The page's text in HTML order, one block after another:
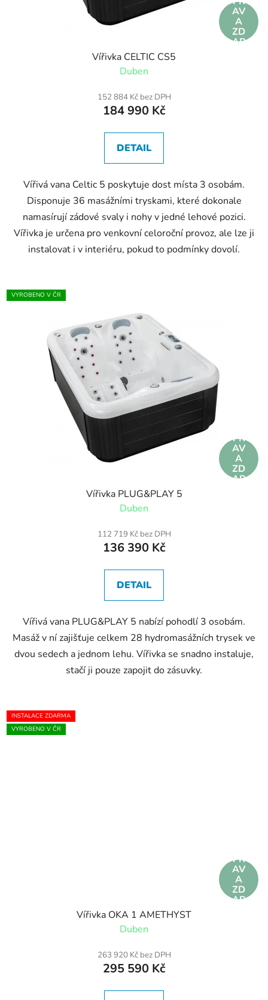
AV
A
ZD
AR
Vířivka CELTIC CS5
Duben
152 884 Kč bez DPH
184 990 Kč
DETAIL
Vířivá vana Celtic 5 poskytuje dost místa 3 osobám.
Disponuje 36 masážními tryskami, které dokonale
namasírují zádové svaly i nohy v jedné lehové pozici.
Vířivka je určena pro venkovní celoroční provoz, ale lze ji
instalovat i v interiéru, pokud to podmínky dovolí.
VYROBENO V ČR
PR
AV
A
ZD
AR
Vířivka PLUG&PLAY 5
Duben
112 719 Kč bez DPH
136 390 Kč
DETAIL
Vířivá vana PLUG&PLAY 5 nabízí pohodlí 3 osobám.
Masáž v ní zajišťuje celkem 28 hydromasážních trysek ve
dvou sedech a jednom lehu. Vířivka se snadno instaluje,
stačí ji pouze zapojit do zásuvky.
INSTALACE ZDARMA
VYROBENO V ČR
PR
AV
A
ZD
AR
Vířivka OKA 1 AMETHYST
Duben
263 920 Kč bez DPH
295 590 Kč